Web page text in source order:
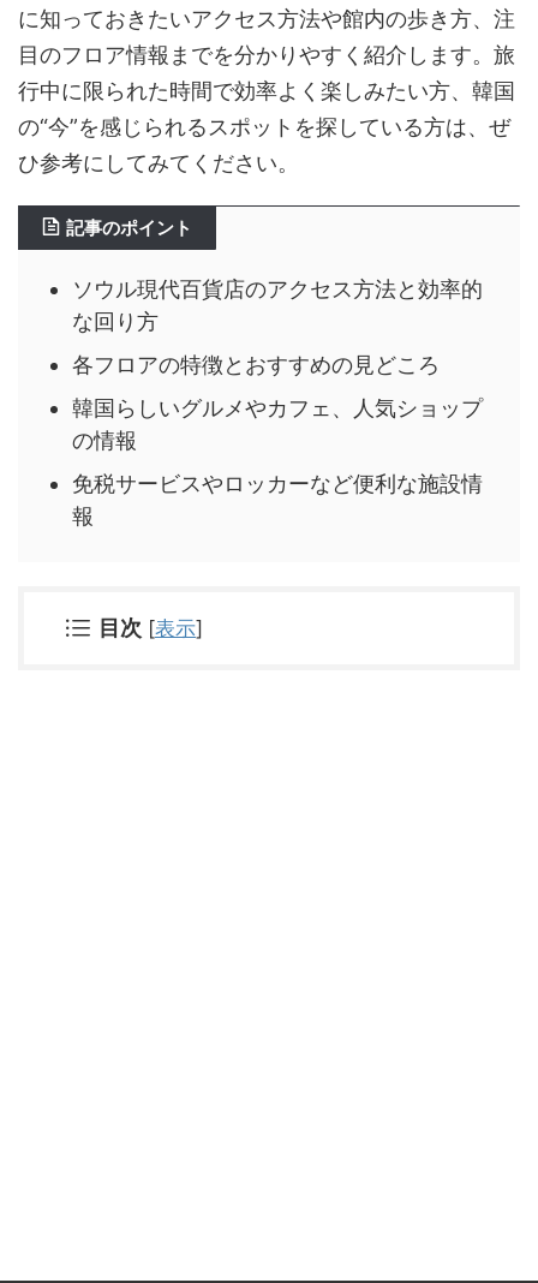
に知っておきたいアクセス方法や館内の歩き方、注
目のフロア情報までを分かりやすく紹介します。旅
行中に限られた時間で効率よく楽しみたい方、韓国
の“今”を感じられるスポットを探している方は、ぜ
ひ参考にしてみてください。
記事のポイント
ソウル現代百貨店のアクセス方法と効率的
な回り方
各フロアの特徴とおすすめの見どころ
韓国らしいグルメやカフェ、人気ショップ
の情報
免税サービスやロッカーなど便利な施設情
報
目次 [表示]